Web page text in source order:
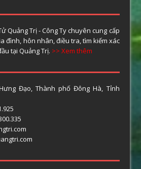
Quảng Trị - Công Ty chuyên cung cấp
đình, hôn nhân, điều tra, tìm kiếm xác
tại Quảng Trị. >> Xem thêm
Đạo, Thành phố Đông Hà, Tỉnh